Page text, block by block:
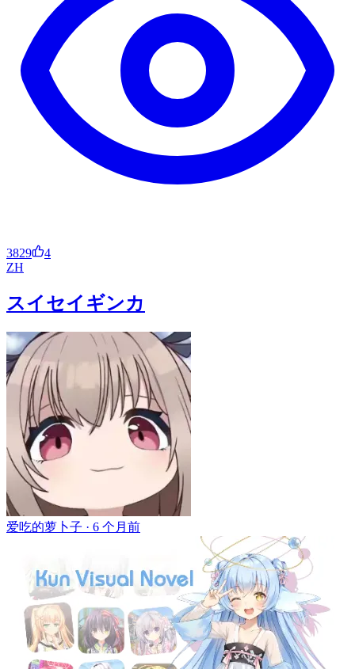
3829
4
ZH
スイセイギンカ
爱吃的萝卜子 · 6 个月前